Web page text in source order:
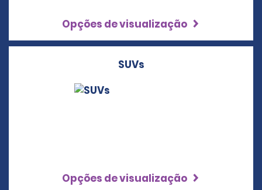
Opções de visualização
SUVs
Opções de visualização